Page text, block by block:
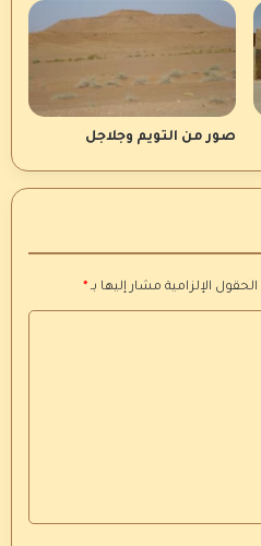
صور من التويم وجلاجل
الحقول الإلزامية مشار إليها بـ *